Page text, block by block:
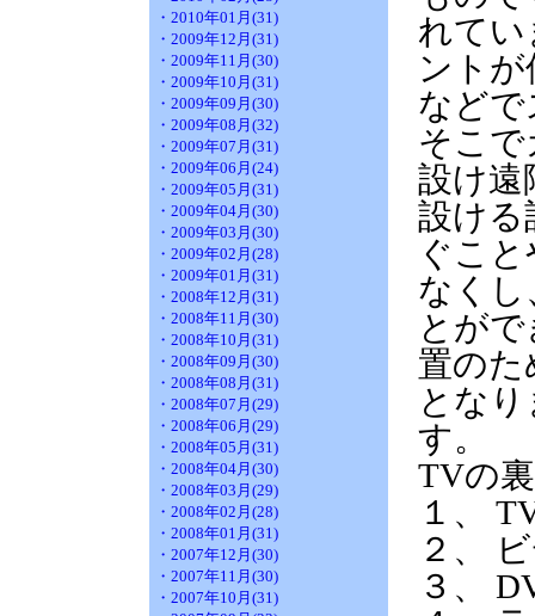
・2010年01月(31)
・2009年12月(31)
・2009年11月(30)
・2009年10月(31)
・2009年09月(30)
・2009年08月(32)
・2009年07月(31)
・2009年06月(24)
・2009年05月(31)
・2009年04月(30)
・2009年03月(30)
・2009年02月(28)
・2009年01月(31)
・2008年12月(31)
・2008年11月(30)
・2008年10月(31)
・2008年09月(30)
・2008年08月(31)
・2008年07月(29)
・2008年06月(29)
・2008年05月(31)
・2008年04月(30)
・2008年03月(29)
・2008年02月(28)
・2008年01月(31)
・2007年12月(30)
・2007年11月(30)
・2007年10月(31)
れてい
ント
などで
そこ
設け遠
設ける
ぐこ
なくし
とが
置のた
とな
す。
TVの
１、
２、
３、